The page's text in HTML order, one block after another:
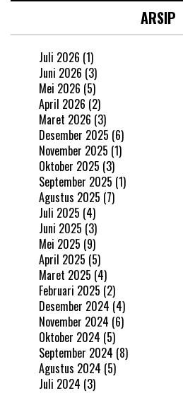
ARSIP
Juli 2026 (1)
Juni 2026 (3)
Mei 2026 (5)
April 2026 (2)
Maret 2026 (3)
Desember 2025 (6)
November 2025 (1)
Oktober 2025 (3)
September 2025 (1)
Agustus 2025 (7)
Juli 2025 (4)
Juni 2025 (3)
Mei 2025 (9)
April 2025 (5)
Maret 2025 (4)
Februari 2025 (2)
Desember 2024 (4)
November 2024 (6)
Oktober 2024 (5)
September 2024 (8)
Agustus 2024 (5)
Juli 2024 (3)